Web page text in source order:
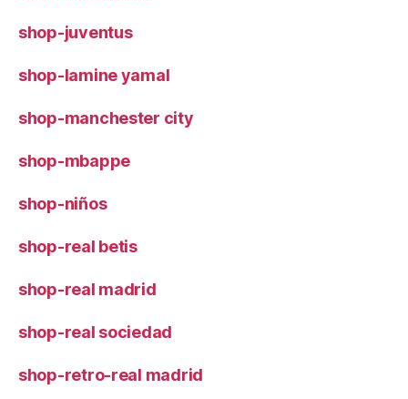
shop-juventus
shop-lamine yamal
shop-manchester city
shop-mbappe
shop-niños
shop-real betis
shop-real madrid
shop-real sociedad
shop-retro-real madrid